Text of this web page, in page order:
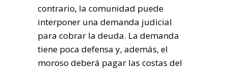
contrario, la comunidad puede
interponer una demanda judicial
para cobrar la deuda. La demanda
tiene poca defensa y, además, el
moroso deberá pagar las costas del